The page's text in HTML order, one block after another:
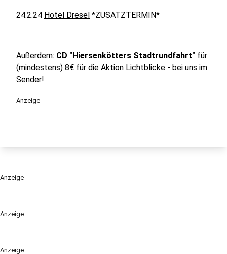
Anzeige
Anzeige
24.2.24 Hotel Dresel *ZUSATZTERMIN*
Außerdem: CD "Hiersenkötters Stadtrundfahrt" für
(mindestens) 8€ für die Aktion Lichtblicke - bei uns im
Sender!
Anzeige
Anzeige